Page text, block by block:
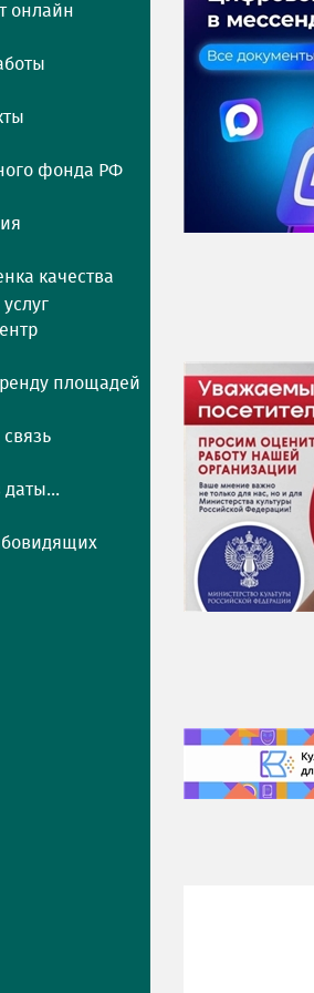
онлайн
фонда РФ
качества
площадей
даты...